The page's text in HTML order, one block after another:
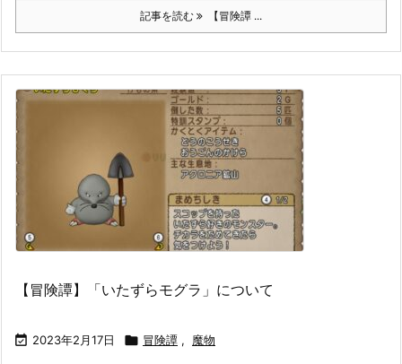
記事を読む 【冒険譚 ...
【冒険譚】「いたずらモグラ」について
 2023年2月17日  冒険譚 , 魔物